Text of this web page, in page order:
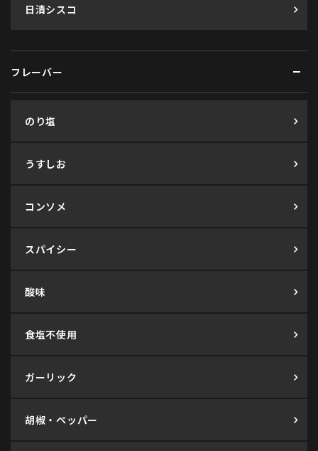
日清シスコ
フレーバー
のり塩
うすしお
コンソメ
スパイシー
酸味
食塩不使用
ガーリック
胡椒・ペッパー